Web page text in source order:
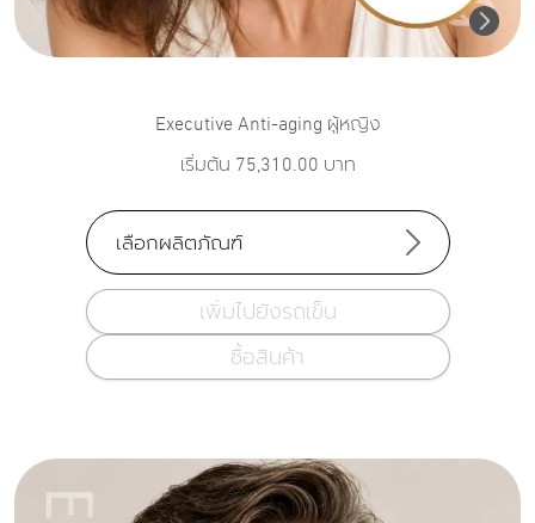
Executive Anti-aging ผู้หญิง
เริ่มต้น 75,310.00 บาท
เลือกผลิตภัณฑ์
เพิ่มไปยังรถเข็น
ซื้อสินค้า